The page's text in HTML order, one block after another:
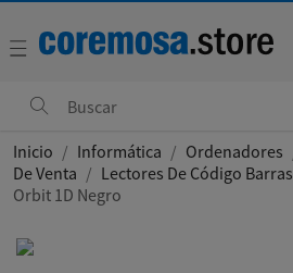
Inicio Informática Ordenadores
De Venta
Lectores De Código Barras
Orbit 1D Negro